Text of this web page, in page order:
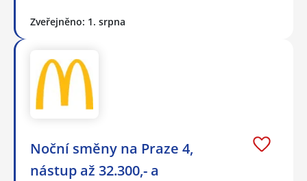
Zveřejněno: 1. srpna
Noční směny na Praze 4,
nástup až 32.300,- a